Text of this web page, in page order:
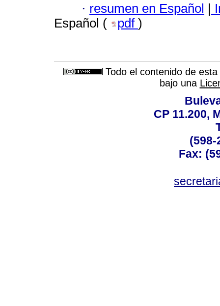
· resumen en Español |
Español (
pdf )
Todo el contenido de
bajo una
CP 11.200,
(598-
Fax: